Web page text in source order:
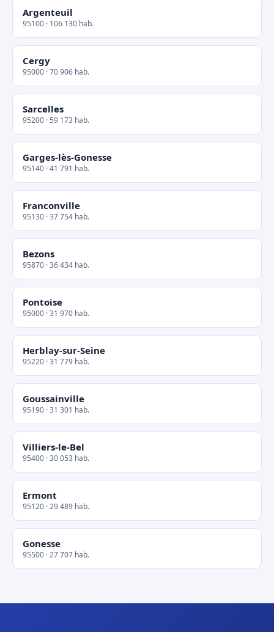
Argenteuil
95100 · 106 130 hab.
Cergy
95000 · 70 906 hab.
Sarcelles
95200 · 59 173 hab.
Garges-lès-Gonesse
95140 · 41 791 hab.
Franconville
95130 · 37 754 hab.
Bezons
95870 · 36 434 hab.
Pontoise
95000 · 31 970 hab.
Herblay-sur-Seine
95220 · 31 779 hab.
Goussainville
95190 · 31 301 hab.
Villiers-le-Bel
95400 · 30 053 hab.
Ermont
95120 · 29 489 hab.
Gonesse
95500 · 27 707 hab.